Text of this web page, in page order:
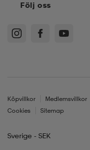
Följ oss
Köpvillkor Medlemsvillkor
Cookies
Sitemap
Sverige - SEK